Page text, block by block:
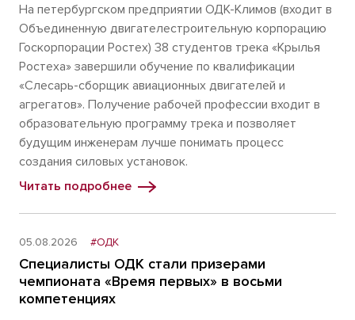
На петербургском предприятии ОДК-Климов (входит в
Объединенную двигателестроительную корпорацию
Госкорпорации Ростех) 38 студентов трека «Крылья
Ростеха» завершили обучение по квалификации
«Слесарь-сборщик авиационных двигателей и
агрегатов». Получение рабочей профессии входит в
образовательную программу трека и позволяет
будущим инженерам лучше понимать процесс
создания силовых установок.
Читать подробнее
05.08.2026 #ОДК
Специалисты ОДК стали призерами
чемпионата «Время первых» в восьми
компетенциях